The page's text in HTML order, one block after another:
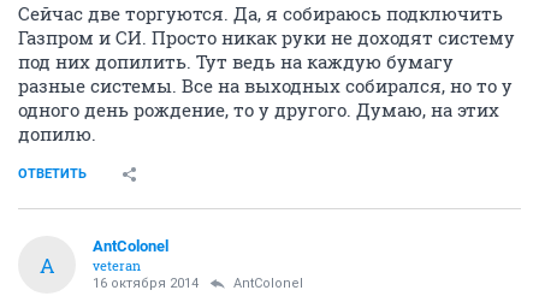
Сейчас две торгуются. Да, я собираюсь подключить
Газпром и СИ. Просто никак руки не доходят систему
под них допилить. Тут ведь на каждую бумагу
разные системы. Все на выходных собирался, но то у
одного день рождение, то у другого. Думаю, на этих
допилю.
ОТВЕТИТЬ
A
AntColonel
veteran
16 октября 2014 AntColonel